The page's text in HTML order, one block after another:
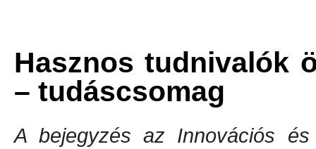
Hasznos tudnivalók
– tudáscsomag
A bejegyzés az Innovációs és